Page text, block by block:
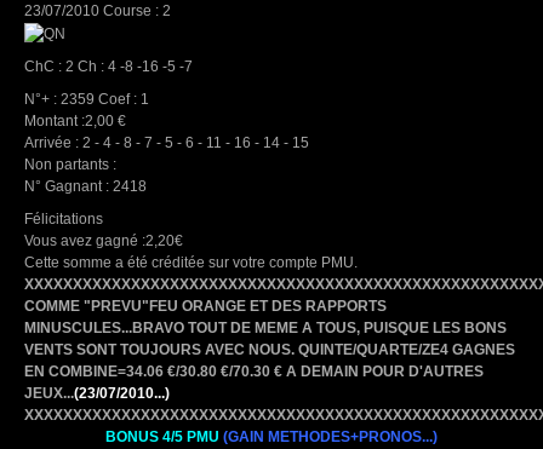
23/07/2010 Course : 2
ChC : 2 Ch : 4 -8 -16 -5 -7
N°+ : 2359 Coef : 1
Montant :2,00 €
Arrivée : 2 - 4 - 8 - 7 - 5 - 6 - 11 - 16 - 14 - 15
Non partants :
N° Gagnant : 2418
Félicitations
Vous avez gagné :2,20€
Cette somme a été créditée sur votre compte PMU.
COMME "PREVU"FEU ORANGE ET DES RAPPORTS
MINUSCULES...BRAVO TOUT DE MEME A TOUS, PUISQUE LES BONS
VENTS SONT TOUJOURS AVEC NOUS. QUINTE/QUARTE/ZE4 GAGNES
EN COMBINE=34.06 €/30.80 €/70.30 € A DEMAIN POUR D'AUTRES
JEUX...(23/07/2010...)
BONUS 4/5 PMU (GAIN METHODES+PRONOS...)